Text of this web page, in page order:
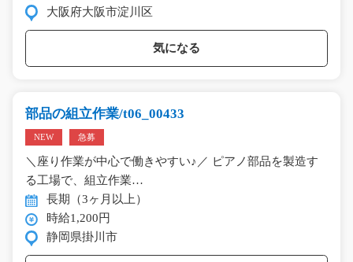
大阪府大阪市淀川区
気になる
部品の組立作業/t06_00433
NEW 急募
＼座り作業が中心で働きやすい♪／ ピアノ部品を製造す
る工場で、組立作業…
長期（3ヶ月以上）
時給1,200円
静岡県掛川市